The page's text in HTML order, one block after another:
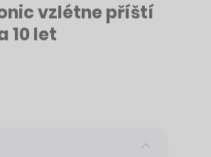
vzlétne příští
10 let